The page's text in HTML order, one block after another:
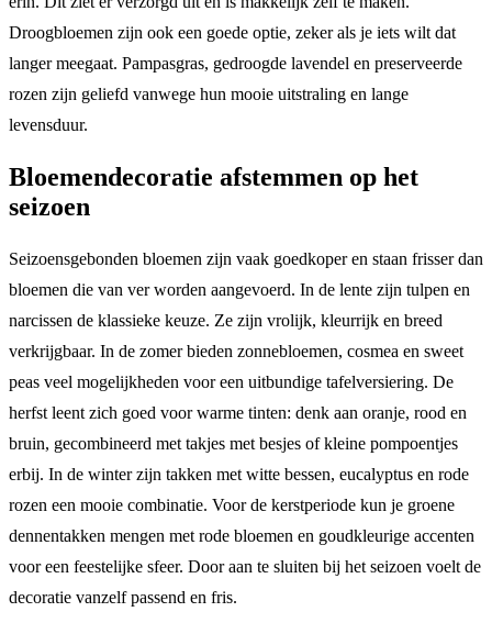
Droogbloemen zijn ook een goede optie, zeker als je iets wilt dat
langer meegaat. Pampasgras, gedroogde lavendel en preserveerde
rozen zijn geliefd vanwege hun mooie uitstraling en lange
levensduur.
Bloemendecoratie afstemmen op het
seizoen
Seizoensgebonden bloemen zijn vaak goedkoper en staan frisser dan
bloemen die van ver worden aangevoerd. In de lente zijn tulpen en
narcissen de klassieke keuze. Ze zijn vrolijk, kleurrijk en breed
verkrijgbaar. In de zomer bieden zonnebloemen, cosmea en sweet
peas veel mogelijkheden voor een uitbundige tafelversiering. De
herfst leent zich goed voor warme tinten: denk aan oranje, rood en
bruin, gecombineerd met takjes met besjes of kleine pompoentjes
erbij. In de winter zijn takken met witte bessen, eucalyptus en rode
rozen een mooie combinatie. Voor de kerstperiode kun je groene
dennentakken mengen met rode bloemen en goudkleurige accenten
voor een feestelijke sfeer. Door aan te sluiten bij het seizoen voelt de
decoratie vanzelf passend en fris.